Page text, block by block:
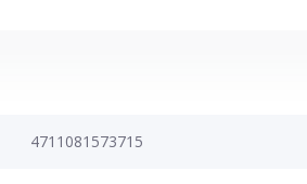
4711081573715